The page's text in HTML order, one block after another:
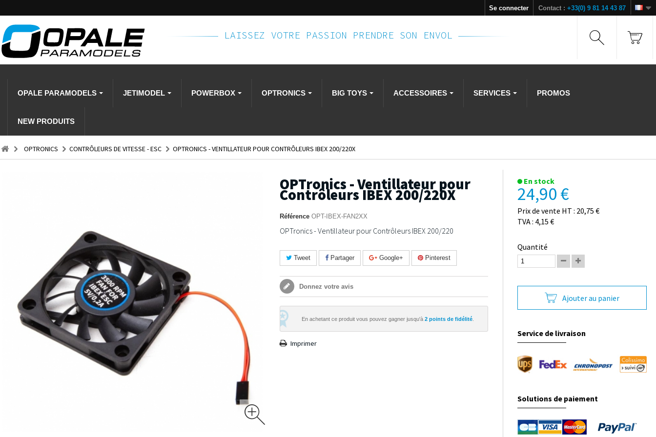
Contact : +33(0) 9 81 14 43 87
Se connecter
LAISSEZ VOTRE PASSION PRENDRE SON ENVOL
OPALE PARAMODELS JETIMODEL POWERBOX OPTRONICS BIG TOYS ACCESSOIRES SERVICES PROMOS
NEW PRODUITS
OPTRONICS CONTRÔLEURS DE VITESSE - ESC OPTRONICS - VENTILLATEUR POUR CONTRÔLEURS IBEX 200/220X
OPTronics - Ventillateur pour
Contrôleurs IBEX 200/220X
Référence OPT-IBEX-FAN2XX
OPTronics - Ventillateur pour Contrôleurs IBEX 200/220
Tweet Partager Google+ Pinterest
Donnez votre avis
En achetant ce produit vous pouvez gagner jusqu'à 2points de fidélité.
Imprimer
En stock
24,90 €
Prix de vente HT : 20,75 €
TVA : 4,15 €
Quantité
Ajouter au panier
Service de livraison
Solutions de paiement